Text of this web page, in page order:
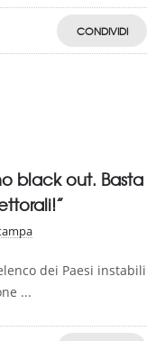
CONDIVIDI
black out. Basta
dei Paesi instabili
...